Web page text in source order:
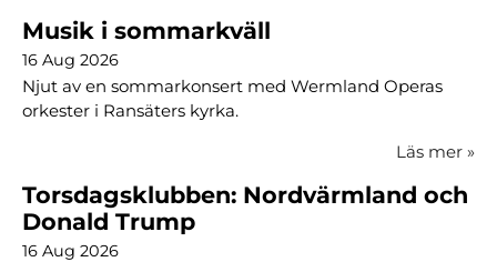
Musik i sommarkväll
16 Aug 2026
Njut av en sommarkonsert med Wermland Operas
orkester i Ransäters kyrka.
Läs mer »
Torsdagsklubben: Nordvärmland och
Donald Trump
16 Aug 2026